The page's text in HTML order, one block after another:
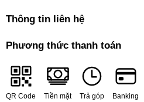
Thông tin liên hệ
Phương thức thanh toán
QR Code Tiền mặt Trả góp Banking